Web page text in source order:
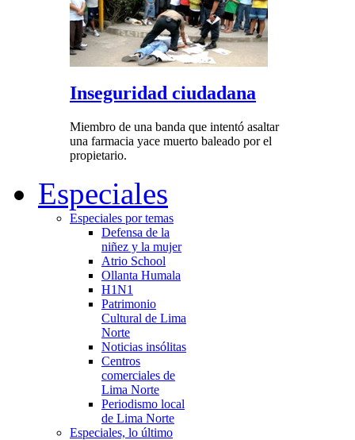
Inseguridad ciudadana
Miembro de una banda que intentó asaltar
una farmacia yace muerto baleado por el
propietario.
Especiales
Especiales por temas
Defensa de la
niñez y la mujer
Atrio School
Ollanta Humala
H1N1
Patrimonio
Cultural de Lima
Norte
Noticias insólitas
Centros
comerciales de
Lima Norte
Periodismo local
de Lima Norte
Especiales, lo último